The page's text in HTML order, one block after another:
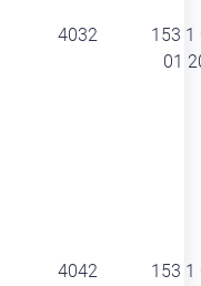
4032
153 1
01
4042
153 1